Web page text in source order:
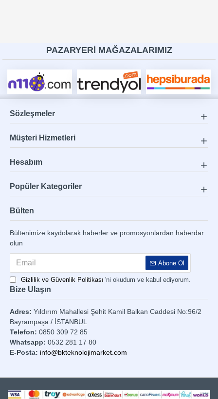
PAZARYERİ MAĞAZALARIMIZ
Sözleşmeler
Müşteri Hizmetleri
Hesabım
Popüler Kategoriler
Bülten
Bültenimize kaydolarak haberler ve promosyonlardan haberdar
olun
Abone Ol
Gizlilik ve Güvenlik Politikası 'ni okudum ve kabul ediyorum.
Bize Ulaşın
Adres: Yıldırım Mahallesi Şehit Kamil Balkan Caddesi No:96/2
Bayrampaşa / İSTANBUL
Telefon: 0850 309 72 85
Whatsapp: 0532 281 17 80
E-Posta: info@bkteknolojimarket.com